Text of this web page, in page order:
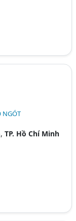
NGÓT
TP. Hồ Chí Minh